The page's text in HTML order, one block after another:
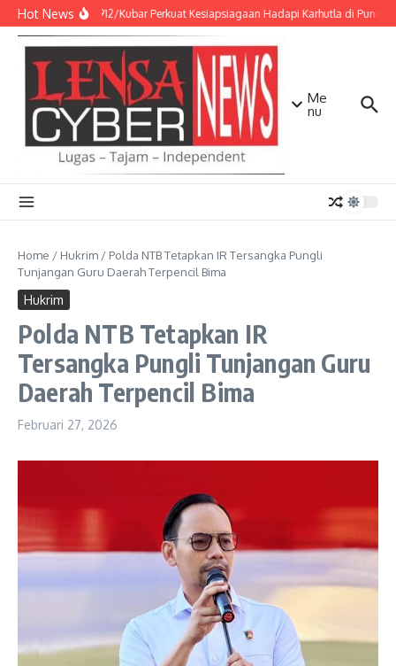
Lewati ke konten
Hot NewsKodim 0912/Kubar Perkuat Kesiapsiagaan Hadapi Karhutla di Puncak
Me
nu
Home / Hukrim / Polda NTB Tetapkan IR Tersangka Pungli
Tunjangan Guru Daerah Terpencil Bima
Hukrim
Polda NTB Tetapkan IR
Tersangka Pungli Tunjangan Guru
Daerah Terpencil Bima
Februari 27, 2026